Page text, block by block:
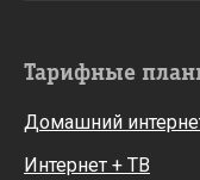
Тарифные
Домашний
Интернет + ТВ